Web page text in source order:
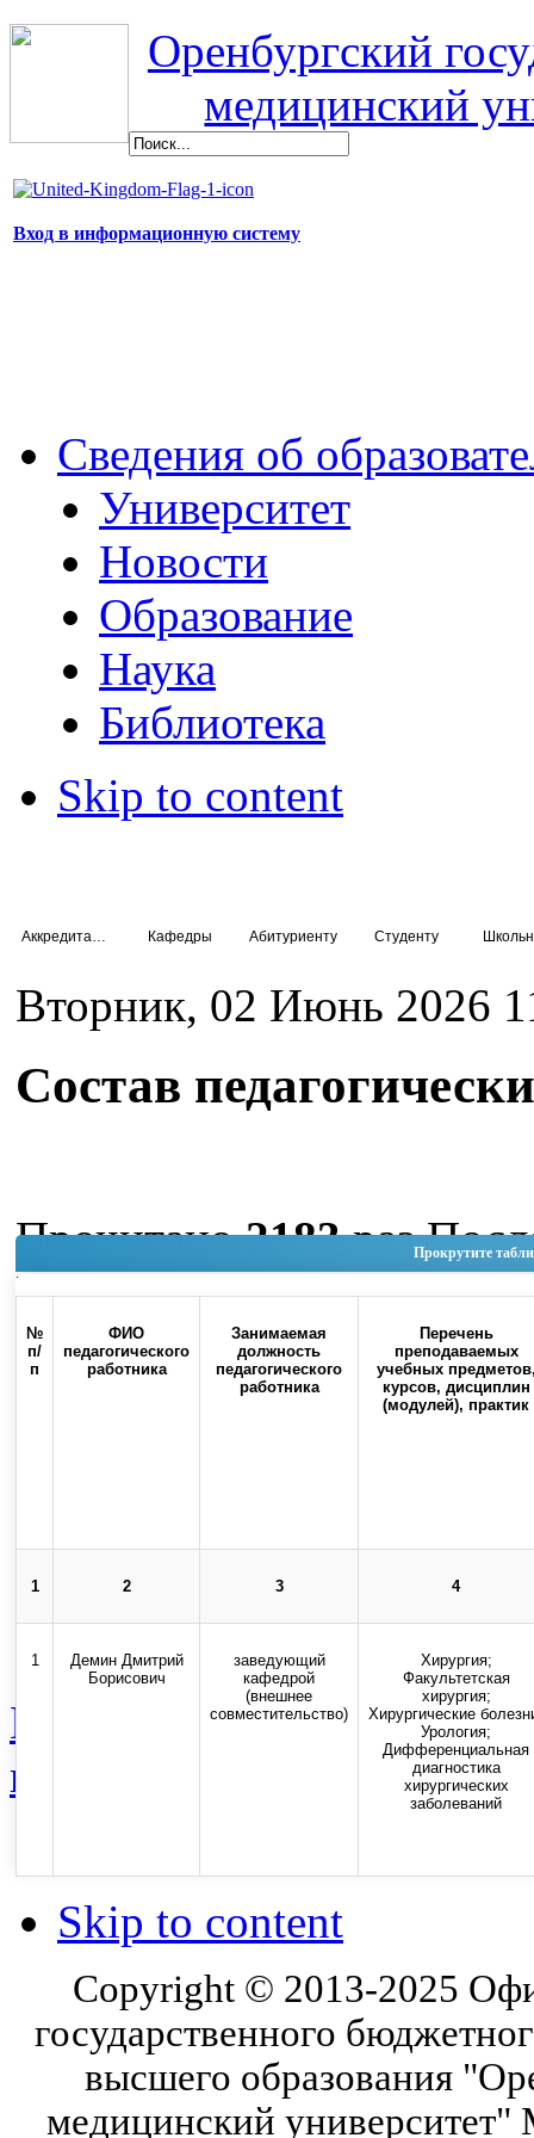
Оренбургский
медицинский
Вход в информационную систему
Сведения об
Университет
Новости
Образование
Наука
Библиотека
Skip to content
Кафедры Абитуриенту Студенту
Вторник, 02 Июнь 2026
Состав
Прокрутите
№
п/
п
ФИО
педагогического
работника
Занимаемая
должность
педагогического
работника
Перечень
преподаваемых
учебных
курсов, дисциплин
(модулей), практик
1 2 3 4
1
Демин Дмитрий
Борисович
заведующий
кафедрой
(внешнее
совместительство)
Хирургия;
Факультетская
хирургия;
Хирургические
Урология;
Дифференциальная
диагностика
хирургических
заболеваний
Прочитано2183раз
Июнь 2026 12:02
Наверх
Новости
Общественная
категория
Состав
Skip to content
Copyright © 2013-2025
государственного
высшего образования
медицинский университет"